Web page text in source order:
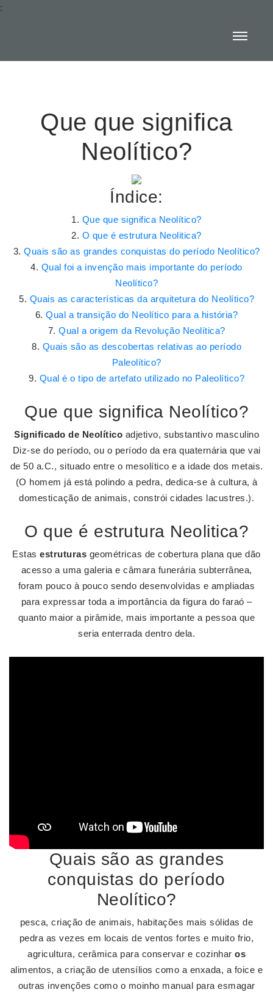
:
Que que significa
Neolítico?
Índice:
Que que significa Neolítico?
O que é estrutura Neolitica?
Quais são as grandes conquistas do período Neolítico?
Qual foi a invenção mais importante do período
Neolítico?
Quais as características da arquitetura do Neolítico?
Qual a transição do Neolítico para a história?
Qual a origem da Revolução Neolítica?
Quais são as descobertas relativas ao período
Paleolítico?
Qual é o tipo de artefato utilizado no Paleolítico?
Que que significa Neolítico?
Significado de Neolítico adjetivo, substantivo masculino
Diz-se do período, ou o período da era quaternária que vai
de 50 a.C., situado entre o mesolítico e a idade dos metais.
(O homem já está polindo a pedra, dedica-se à cultura, à
domesticação de animais, constrói cidades lacustres.).
O que é estrutura Neolitica?
Estasestruturas geométricas de cobertura plana que dão
acesso a uma galeria e câmara funerária subterrânea,
foram pouco à pouco sendo desenvolvidas e ampliadas
para expressar toda a importância da figura do faraó –
quanto maior a pirâmide, mais importante a pessoa que
seria enterrada dentro dela.
Quais são as grandes
conquistas do período
Neolítico?
pesca, criação de animais, habitações mais sólidas de
pedra as vezes em locais de ventos fortes e muito frio,
agricultura, cerâmica para conservar e cozinhar os
alimentos, a criação de utensílios como a enxada, a foice e
outras invenções como o moinho manual para esmagar